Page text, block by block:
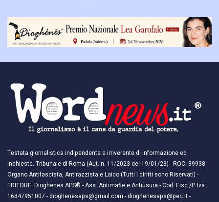
Testata giornalistica indipendente e irriverente di informazione ed
inchieste. Tribunale di Roma (Aut. n. 11/2023 del 19/01/23) - ROC: 39938 -
Organo Antifascista, Antirazzista e Laico (Tutti i diritti sono Riservati) -
EDITORE: Dioghenes APS® - Ass. Antimafie e Antiusura - Cod. Fisc./P. Iva:
16847951007 - dioghenesaps@gmail.com - dioghenesaps@pec.it - ​​